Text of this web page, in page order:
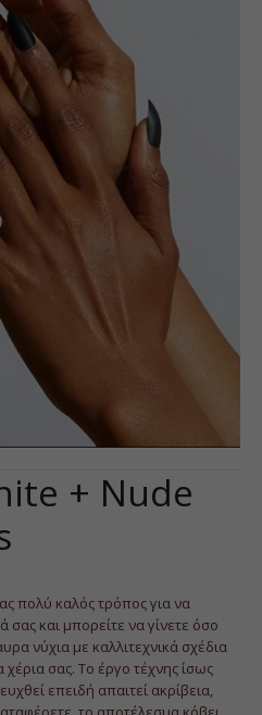
+ Nude
πολύ καλός τρόπος για να
και μπορείτε να γίνετε όσο
νύχια με καλλιτεχνικά σχέδια
σας. Το έργο τέχνης ίσως
επειδή απαιτεί ακρίβεια,